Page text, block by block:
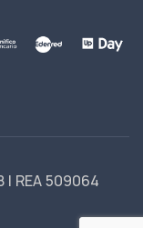
| REA 509064